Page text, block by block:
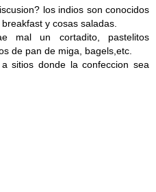
los indios son conocidos
y cosas saladas.
mal un cortadito, pastelitos
de pan de miga, bagels,etc.
sitios donde la confeccion sea